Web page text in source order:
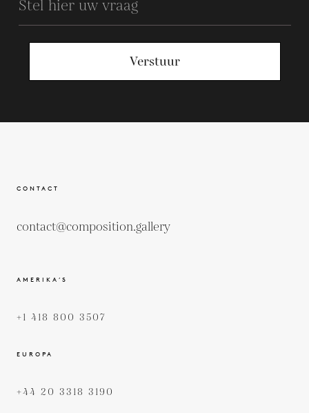
Verstuur
CONTACT
contact@composition.gallery
AMERIKA’S
+1 418 800 3507
EUROPA
+44 20 3318 3190